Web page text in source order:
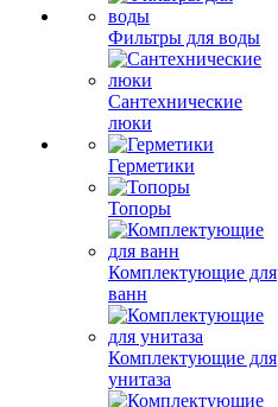
Фильтры для воды
Сантехнические
люки
Герметики
Топоры
Комплектующие для
ванн
Комплектующие для
унитаза